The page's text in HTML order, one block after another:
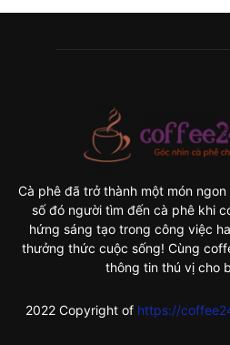
Cà phê đã trở thành một món
số đó người tìm đến cà phê khi
hứng sáng tạo trong công việc
thưởng thức cuộc sống! Cùng
thông tin thú vị cho
2022 Copyright of https://